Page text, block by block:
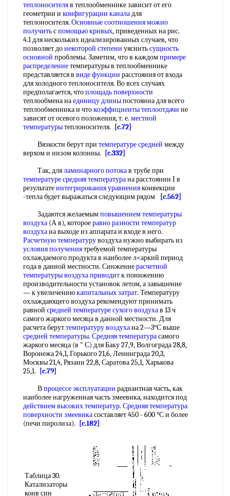
теплоносителяв теплообменнике зависит от его
геометрии и конфигурации каналадля
теплоносителя. Основные соотношенияможно
получитьспомощью кривых, приведенных на рис.
4.1 для нескольких идеализированных случаев, что
позволяет донекоторой степени уяснитьсущность
основной проблемы. Заметим, что в каждомпримере
распределениетемпературы в теплообменнике
представляется в виде функции расстояния от входа
для холодного теплоносителя. Во всех случаях
предполагается, чтоплощадь поверхности
теплообмена наединицу длиныпостоянна для всего
теплообменника и чтокоэффициенты теплоотдачи не
зависят от осевого положения, т. е. местной
температурытеплоносителя.
[c.72]
Вязкости берут при температуре средней между
верхом и низом колонны.
[c.332]
Так, дляламинарного потокав трубе при
температуре средняя температурана расстоянии I в
результатеинтегрирования уравненияконвекции
-тепла будет выражаться следующим рядом
[c.562]
Задаются желаемымповышением температуры
воздуха (А в), котороеравно разности температур
воздухана выходе из аппарата и входе в него.
Расчетную температурувоздуха нужно выбирать из
условия получениятребуемой температуры
охлаждаемого продукта в наиболее л<аркий период
года в данной местности. Синженнерасчетной
температурывоздуха приводитк понижению
производительности установок летом, а завышение
— к увеличениюкапитальных затрат. Температуру
охлаждающего воздуха рекомендуют принимать
равной средней температуресухого воздухав 13 ч
самого жаркого месяца в данной местности. Для
расчета беруттемпературу воздухана 2—3°С выше
средней температуры. Средняя температурасамого
жаркого месяца (в " С) для Баку 27,9, Волгограда 28,8,
Воронежа 24,1, Горького 21,6, Ленинграда 20,3,
Москвы 21,4, Рязани 22,8, Саратова 25,1, Харькова
25,1.
[c.79]
Впроцессе эксплуатации радиантная часть, как
наиболее нагруженная часть змеевика, находится под
действием высоких температур. Средняя температура
поверхности змеевикасоставляет 450 - 600 °С и более
(печи пиролиза).
[c.182]
Таблица 30.
Катализаторы
конв син